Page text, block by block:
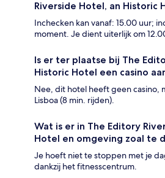
Riverside Hotel, an Historic
Inchecken kan vanaf: 15.00 uur;
moment. Je dient uiterlijk om
Is er ter plaatse bij The
Historic Hotel een casino
Nee, dit hotel heeft geen casino,
Lisboa (8 min. rijden).
Wat is er in The Editory
Hotel en omgeving zoal te
Je hoeft niet te stoppen met je
dankzij het fitnesscentrum.